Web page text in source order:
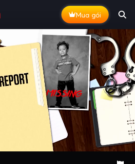
Mua gói